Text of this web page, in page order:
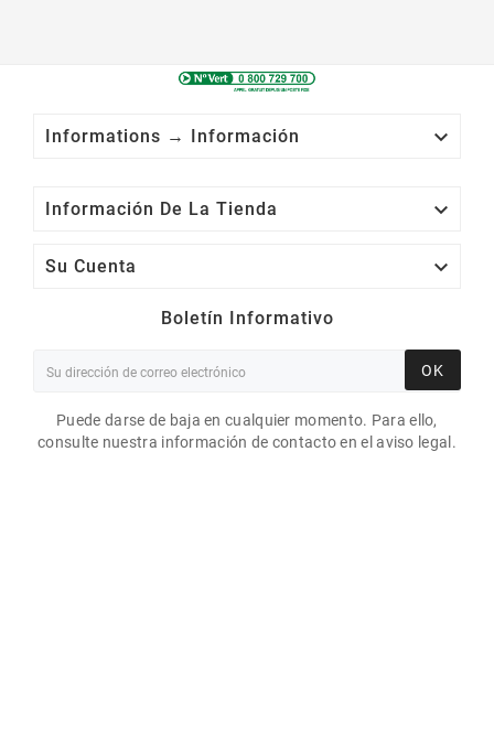
Informations → Información 
Información De La Tienda 
Su Cuenta 
Boletín Informativo
OK
Puede darse de baja en cualquier momento. Para ello,
consulte nuestra información de contacto en el aviso legal.